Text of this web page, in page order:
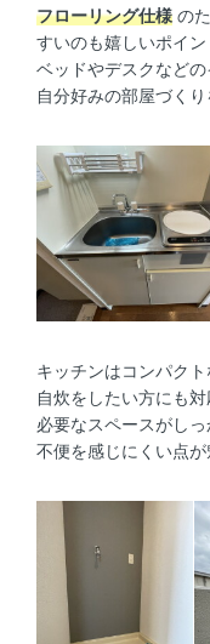
フローリング仕様 の
すいのも嬉しいポイン
ベッドやデスクなどの
自分好みの部屋づく
キッチンはコンパク
自炊をしたい方にも対
必要なスペースがし
不便を感じにくい点が